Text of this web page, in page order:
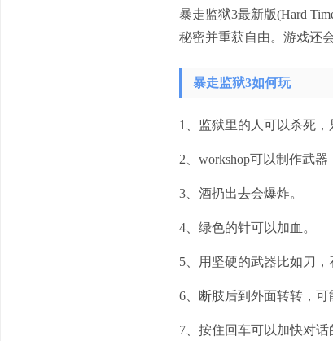
暴走监狱3最新版(Hard
秘密并重获自由。游戏还
暴走监狱3如何玩
1、监狱里的人可以杀死，
2、workshop可以制作武
3、酒扔出去会爆炸。
4、绿色的针可以加血。
5、用坚硬的武器比如刀
6、断肢后到外面转转，可
7、按住回车可以加快对